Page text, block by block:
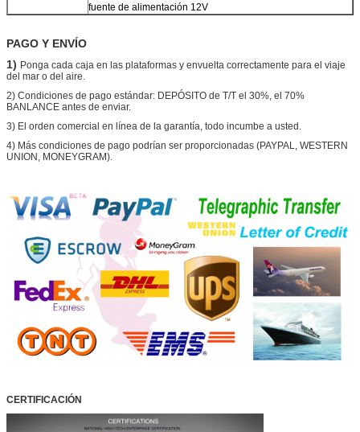
fuente de alimentación 12V
PAGO Y ENVÍO
1) Ponga cada caja en las plataformas y envuelta correctamente para el viaje
del mar o del aire.
2) Condiciones de pago estándar: DEPÓSITO de T/T el 30%, el 70%
BANLANCE antes de enviar.
3) El orden comercial en línea de la garantía, todo incumbe a usted.
4) Más condiciones de pago podrían ser proporcionadas (PAYPAL, WESTERN
UNION, MONEYGRAM).
CERTIFICACIÓN